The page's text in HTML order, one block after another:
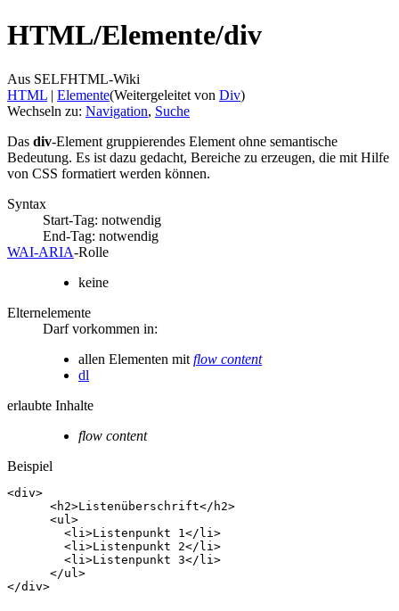
HTML/Elemente/div
Aus SELFHTML-Wiki
HTML ‎ | Elemente(Weitergeleitet von Div)
Wechseln zu: Navigation, Suche
Das div-Element gruppierendes Element ohne semantische
Bedeutung. Es ist dazu gedacht, Bereiche zu erzeugen, die mit Hilfe
von CSS formatiert werden können.
Syntax
Start-Tag: notwendig
End-Tag: notwendig
WAI‑ARIA‑Rolle
keine
Elternelemente
Darf vorkommen in:
allen Elementen mit flow content
dl
erlaubte Inhalte
flow content
Beispiel
<div>
<h2>Listenüberschrift</ h2>
<ul >
<li >Listenpunkt 1 </ li >
<li >Listenpunkt 2</ li >
<li >Listenpunkt 3</ li >
</ul >
</div>